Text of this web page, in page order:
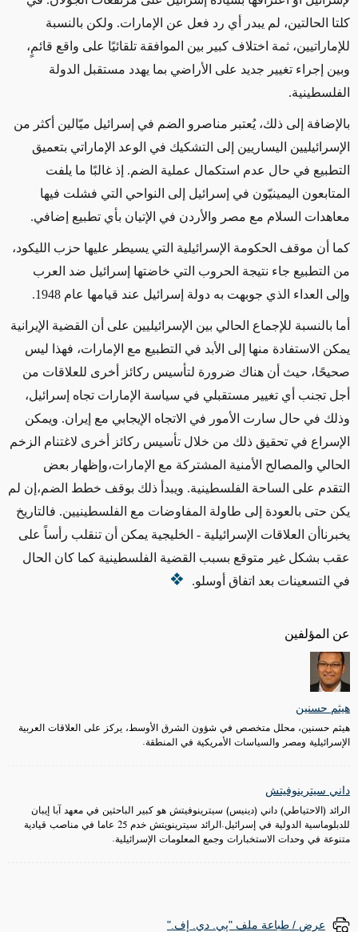
عن المؤلفين
هيثم حسنين
هيثم حسنين، محلل متخصص في شؤون الشرق الأوسط، يركز على العلاقات العربية
الإسرائيلية ومصر والسياسات الأمريكية في المنطقة.
داني سيترينوفيتش
الرائد (الاحتياطي) داني (دينيس) سيترينوفيتش هو كبير الباحثين في معهد آبا إيبان
للدبلوماسية الدولية في إسرائيل.الرائد سيترينويتش خدم 25 عاما في مناصب قيادية
متنوعة في وحدات الاستخبارات وجمع المعلومات الإسرائيلية.
كلتا الحالتين، لم يبدر أي رد فعل عن الإمارات. ولكن بالنسبة
للإماراتيين، ثمة اختلاف كبير بين الموافقة تلقائيًا على واقع قائمٍ،
وبين إجراء تغيير جديد على الأراضي بما يهدد مستقبل الدولة
الفلسطينية.
بالإضافة إلى ذلك، يُعتبر مناصرو الضم في إسرائيل ميّالين أكثر من
الإسرائيليين اليساريين إلى التشكيك في الوعد الإماراتي بتعميق
التطبيع في حال عدم استكمال عملية الضم. إذ غالبًا ما يلفت
المتابعون اليمينيّون في إسرائيل إلى النواحي التي فشلت فيها
معاهدات السلام مع مصر والأردن في الإتيان بأي تطبيع إضافي.
كما أن موقف الحكومة الإسرائيلية التي يسيطر عليها حزب الليكود،
من التطبيع جاء نتيجة الحروب التي خاضتها إسرائيل ضد العرب
وإلى العداء الذي جوبهت به دولة إسرائيل عند قيامها عام 1948.
أما بالنسبة للإجماع الحالي بين الإسرائيليين على أن القضية الإيرانية
يمكن الاستفادة منها إلى الأبد في التطبيع مع الإمارات، فهذا ليس
صحيحًا، حيث أن هناك ضرورة لتأسيس ركائز أخرى للعلاقات من
أجل تجنب أي تغيير مستقبلي في سياسة الإمارات تجاه إسرائيل،
وذلك في حال سارت الأمور في الاتجاه الإيجابي مع إيران. ويمكن
الإسراع في تحقيق ذلك من خلال تأسيس ركائز أخرى لاغتنام الزخم
الحالي والمصالح الأمنية المشتركة مع الإمارات،وإظهار بعض
التقدم على الساحة الفلسطينية. ويبدأ ذلك بوقف خطط الضم،إن لم
يكن حتى بالعودة إلى طاولة المفاوضات مع الفلسطينيين. فالتاريخ
يخبرناأن العلاقات الإسرائيلية - الخليجية يمكن أن تنقلب رأساً على
عقب بشكل غير متوقع بسبب القضية الفلسطينية كما كان الحال
في التسعينات بعد اتفاق أوسلو.
عرض / طباعة ملف "پي. دي. إف."